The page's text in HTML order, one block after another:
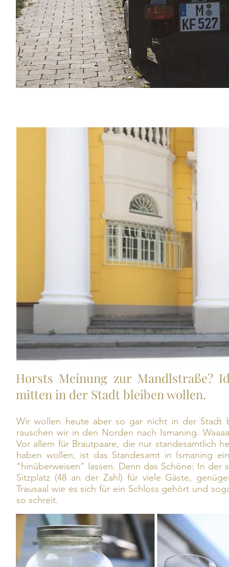
Horsts Meinung zur Mandlstraße?
mitten in der Stadt bleiben wollen.
Wir wollen heute aber so gar nicht in der Stadt
rauschen wir in den Norden nach Ismaning.
Vor allem für Brautpaare, die nur standesamtlich
haben wollen, ist das Standesamt in Ismaning
“hinüberweisen” lassen. Denn das Schöne: In
Sitzplatz (48 an der Zahl) für viele Gäste,
Trausaal wie es sich für ein Schloss gehört und
so schreit.